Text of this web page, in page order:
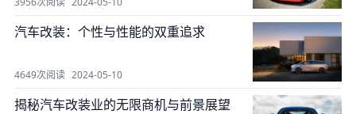
汽车改装：个性与性能的双重追求
4649次阅读 2024-05-10
揭秘汽车改装业的无限商机与前景展望